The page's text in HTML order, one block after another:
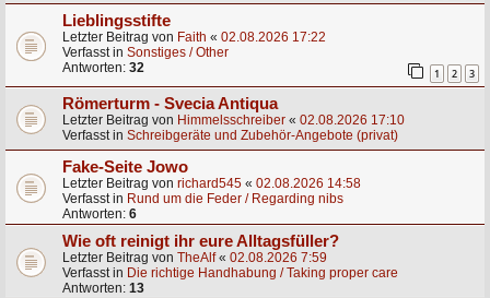
Lieblingsstifte
Letzter Beitrag von Faith « 02.08.2026 17:22
Verfasst in Sonstiges / Other
Antworten: 32 1 2 3
Römerturm - Svecia Antiqua
Letzter Beitrag von Himmelsschreiber « 02.08.2026 17:10
Verfasst in Schreibgeräte und Zubehör-Angebote (privat)
Fake-Seite Jowo
Letzter Beitrag von richard545 « 02.08.2026 14:58
Verfasst in Rund um die Feder / Regarding nibs
Antworten: 6
Wie oft reinigt ihr eure Alltagsfüller?
Letzter Beitrag von TheAlf« 02.08.2026 7:59
Verfasst in Die richtige Handhabung / Taking proper care
Antworten: 13